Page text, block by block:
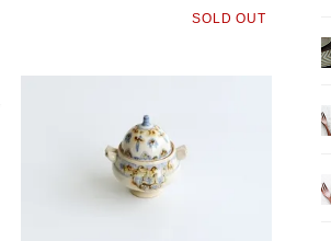
SOLD OUT